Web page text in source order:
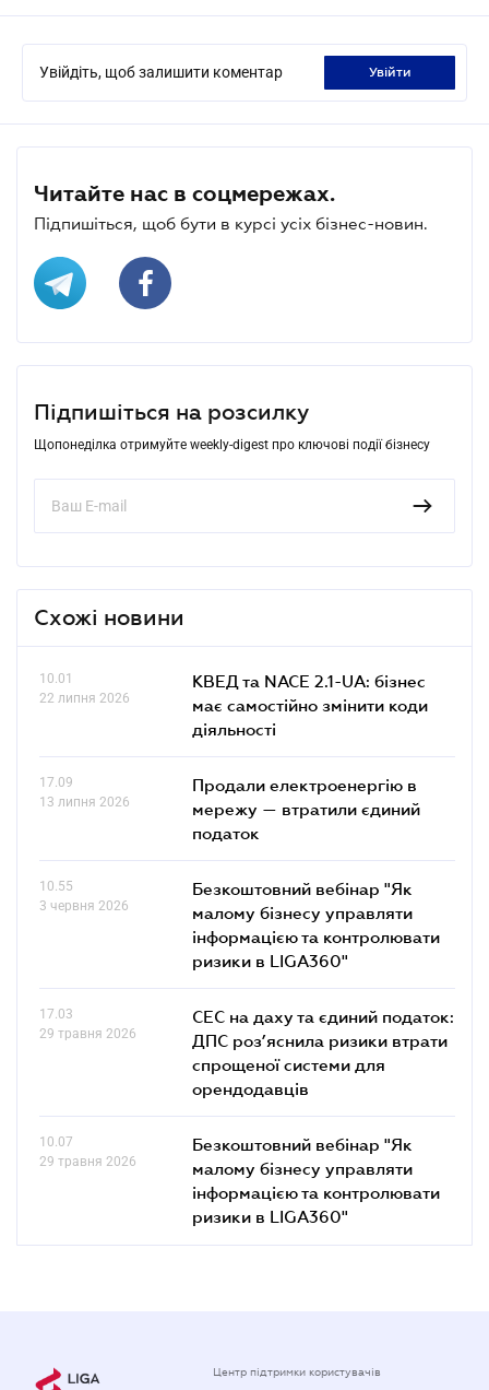
Увійдіть, щоб залишити коментар увійти
Читайте нас в соцмережах.
Підпишіться, щоб бути в курсі усіх бізнес-новин.
Підпишіться на розсилку
Щопонеділка отримуйте weekly-digest про ключові події бізнесу
Схожі новини
10.01
22 липня 2026
КВЕД та NACE 2.1-UA: бізнес
має самостійно змінити коди
діяльності
17.09
13 липня 2026
Продали електроенергію в
мережу — втратили єдиний
податок
10.55
3 червня 2026
Безкоштовний вебінар "Як
малому бізнесу управляти
інформацією та контролювати
ризики в LIGA360"
17.03
29 травня 2026
СЕС на даху та єдиний податок:
ДПС роз’яснила ризики втрати
спрощеної системи для
орендодавців
10.07
29 травня 2026
Безкоштовний вебінар "Як
малому бізнесу управляти
інформацією та контролювати
ризики в LIGA360"
Центр підтримки користувачів